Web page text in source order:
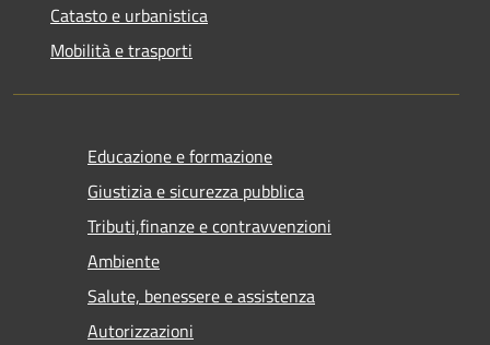
Catasto e urbanistica
Mobilità e trasporti
Educazione e formazione
Giustizia e sicurezza pubblica
Tributi,finanze e contravvenzioni
Ambiente
Salute, benessere e assistenza
Autorizzazioni